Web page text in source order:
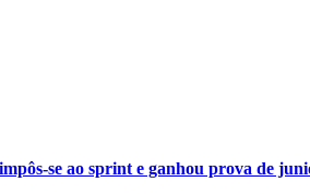
se ao sprint e ganhou prova de